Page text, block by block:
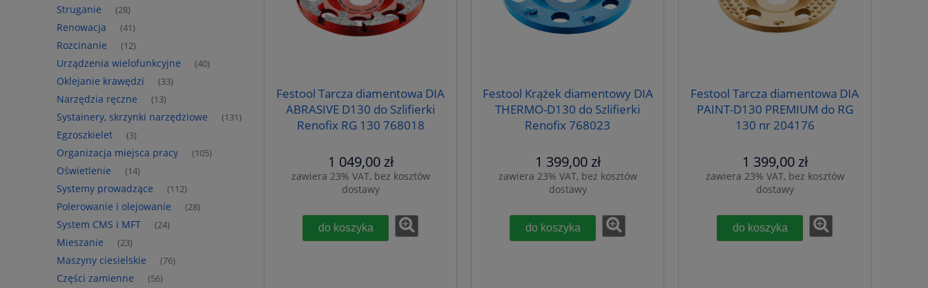
Struganie (28)
Renowacja (41)
Rozcinanie (12)
Urządzenia wielofunkcyjne (40)
Oklejanie krawędzi (33)
Narzędzia ręczne (13)
Systainery, skrzynki narzędziowe (131)
Egzoszkielet (3)
Organizacja miejsca pracy (105)
Oświetlenie (14)
Systemy prowadzące (112)
Polerowanie i olejowanie (28)
System CMS i MFT (24)
Mieszanie (23)
Maszyny ciesielskie (76)
Części zamienne (56)
Festool Tarcza diamentowa DIA
ABRASIVE D130 do Szlifierki
Renofix RG 130 768018
1 049,00 zł
zawiera 23% VAT, bez kosztów
dostawy
do koszyka
Festool Krążek diamentowy DIA
THERMO-D130 do Szlifierki
Renofix 768023
1 399,00 zł
zawiera 23% VAT, bez kosztów
dostawy
do koszyka
Festool Tarcza diamentowa DIA
PAINT-D130 PREMIUM do RG
130 nr 204176
1 399,00 zł
zawiera 23% VAT, bez kosztów
dostawy
do koszyka